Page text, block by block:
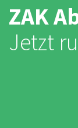
ZAK
Jetzt